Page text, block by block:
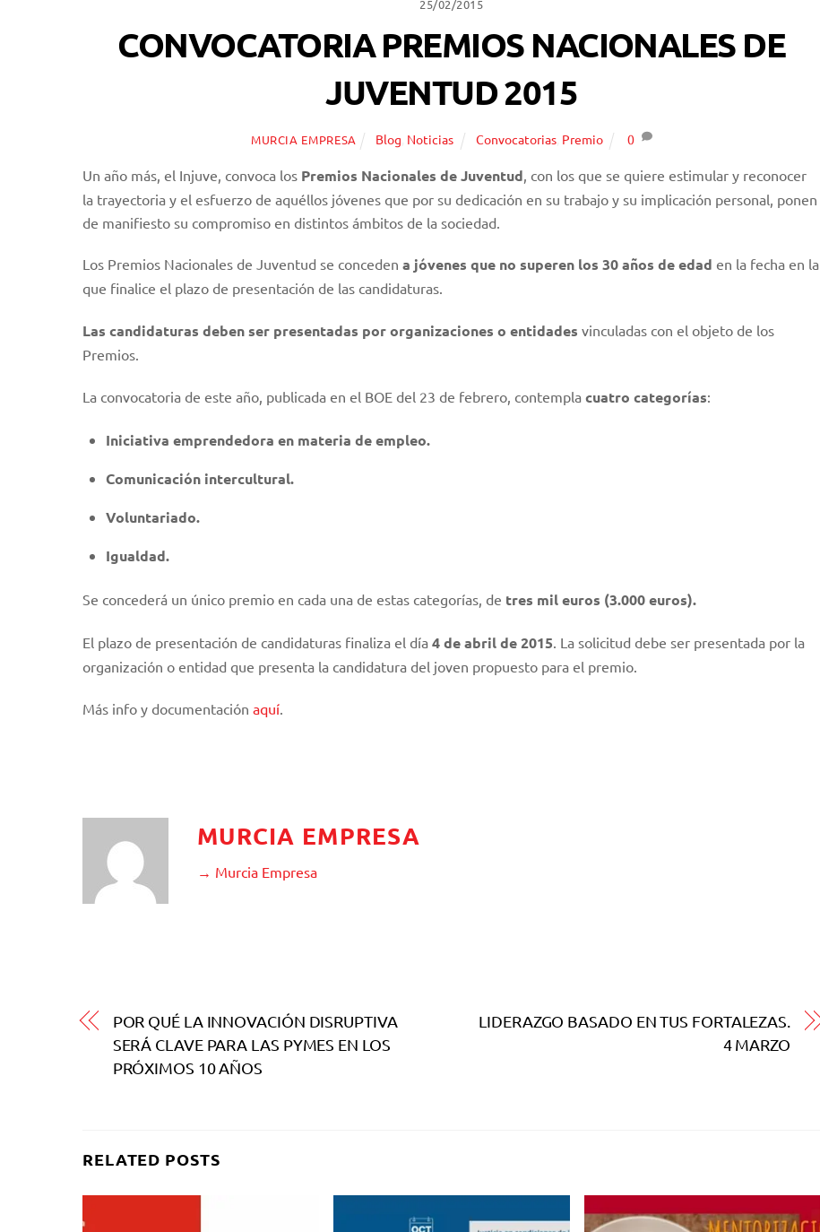
25/02/2015
CONVOCATORIA PREMIOS NACIONALES DE
JUVENTUD 2015
MURCIA EMPRESA Blog Noticias Convocatorias, Premio 0
Un año más, el Injuve, convoca los Premios Nacionales de Juventud , con los que se quiere estimular y reconocer
la trayectoria y el esfuerzo de aquéllos jóvenes que por su dedicación en su trabajo y su implicación personal, ponen
de manifiesto su compromiso en distintos ámbitos de la sociedad.
Los Premios Nacionales de Juventud se conceden a jóvenes que no superen los 30 años de edad en la fecha en la
que finalice el plazo de presentación de las candidaturas.
Las candidaturas deben ser presentadas por organizaciones o entidades vinculadas con el objeto de los
Premios.
La convocatoria de este año, publicada en el BOE del 23 de febrero, contempla cuatro categorías:
Iniciativa emprendedora en materia de empleo.
Comunicación intercultural.
Voluntariado.
Igualdad.
Se concederá un único premio en cada una de estas categorías, de tres mil euros (3.000 euros).
El plazo de presentación de candidaturas finaliza el día 4 de abril de 2015 . La solicitud debe ser presentada por la
organización o entidad que presenta la candidatura del joven propuesto para el premio.
Más info y documentación aquí
MURCIA EMPRESA
→ Murcia Empresa
POR QUÉ LA INNOVACIÓN DISRUPTIVA
SERÁ CLAVE PARA LAS PYMES EN LOS
PRÓXIMOS 10 AÑOS
LIDERAZGO BASADO EN TUS FORTALEZAS.
4 MARZO
RELATED POSTS